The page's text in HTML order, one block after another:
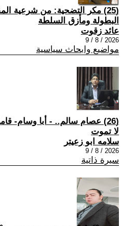
(25) مكر التضحية: من شرعية
البطولة ومأزق السلطة
عائد زقوت
2026 / 8 / 9
مواضيع وابحاث سياسية
(26) عصام سالم.. - أبا وسام-
لا تموت
سلامه ابو زعيتر
2026 / 8 / 9
سيرة ذاتية